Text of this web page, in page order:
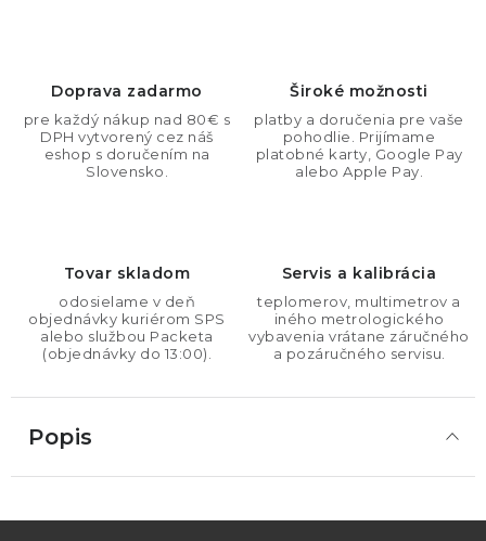
Doprava zadarmo
pre každý nákup nad 80€ s
DPH vytvorený cez náš
eshop s doručením na
Slovensko.
Široké možnosti
platby a doručenia pre vaše
pohodlie. Prijímame
platobné karty, Google Pay
alebo Apple Pay.
Tovar skladom
odosielame v deň
objednávky kuriérom SPS
alebo službou Packeta
(objednávky do 13:00).
Servis a kalibrácia
teplomerov, multimetrov a
iného metrologického
vybavenia vrátane záručného
a pozáručného servisu.
Popis